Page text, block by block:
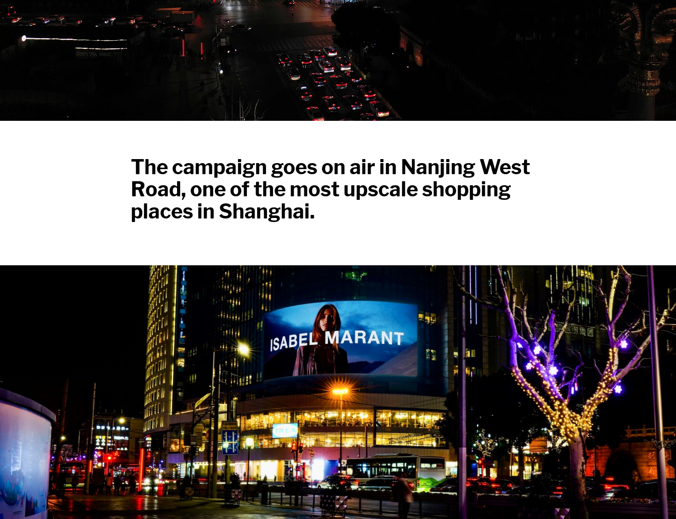
The campaign goes on air in Nanjing West
Road, one of the most upscale shopping
places in Shanghai.